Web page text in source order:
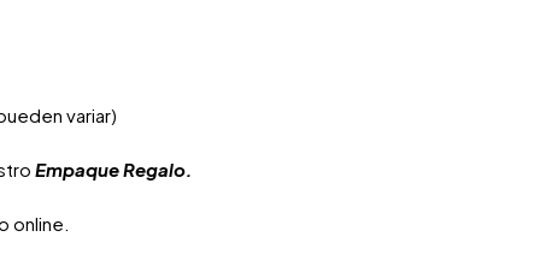
variar)
Empaque Regalo.
online.